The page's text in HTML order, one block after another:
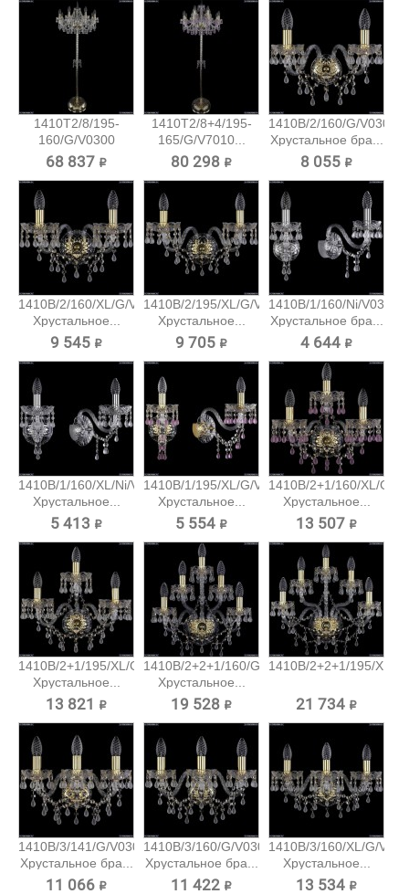
1410T2/8/195-
160/G/V0300
Хрустальный...
68 837 ₽
1410T2/8+4/195-
165/G/V7010...
80 298 ₽
1410B/2/160/G/V0300
Хрустальное бра...
8 055 ₽
1410B/2/160/XL/G/V0300
Хрустальное...
9 545 ₽
1410B/2/195/XL/G/V0300
Хрустальное...
9 705 ₽
1410B/1/160/Ni/V0300
Хрустальное бра...
4 644 ₽
1410B/1/160/XL/Ni/V0300
Хрустальное...
5 413 ₽
1410B/1/195/XL/G/V7010
Хрустальное...
5 554 ₽
1410B/2+1/160/XL/G/
Хрустальное...
13 507 ₽
1410B/2+1/195/XL/G/V0300
Хрустальное...
13 821 ₽
1410B/2+2+1/160/G/V0300
Хрустальное...
19 528 ₽
1410B/2+2+1/195/XL/
21 734 ₽
1410B/3/141/G/V0300
Хрустальное бра...
11 066 ₽
1410B/3/160/G/V0300
Хрустальное бра...
11 422 ₽
1410B/3/160/XL/G/
Хрустальное...
13 534 ₽